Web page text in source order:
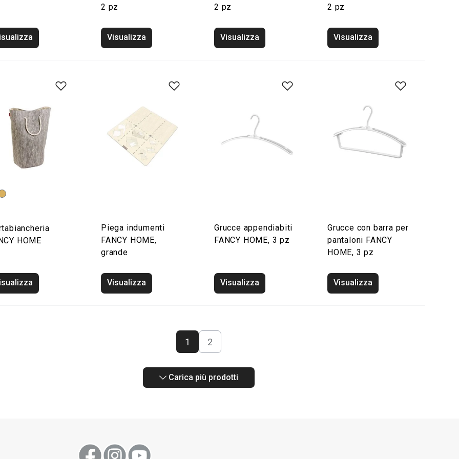
2 pz
Visualizza
2 pz
Visualizza
2 pz
Visualizza
HOME
Piega indumenti
FANCY HOME,
grande
Visualizza
Grucce appendiabiti
FANCY HOME, 3 pz
Visualizza
Grucce con barra per
pantaloni FANCY
HOME, 3 pz
Visualizza
1 2
Carica più prodotti